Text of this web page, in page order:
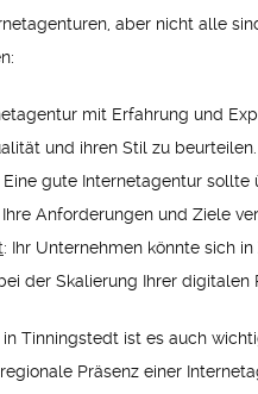
aber nicht alle
mit Erfahrung und
und ihren Stil zu beurteilen.
Eine gute Internetagentur sollte
Anforderungen und Ziele
: Ihr Unternehmen könnte sich
der Skalierung Ihrer digitalen
Tinningstedt ist es auch
Präsenz einer